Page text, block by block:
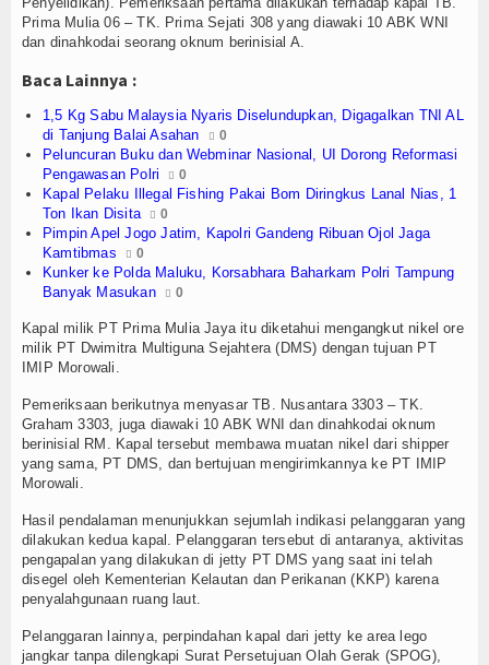
Opini
Politik
Seni & Budaya
Sorot
Tauziah
Tokoh
Wisata
TV
Channel
Prima Mulia 06 – TK. Prima Sejati 308 yang diawaki 10 ABK WNI
dan dinahkodai seorang oknum berinisial A.
Baca Lainnya :
1,5 Kg Sabu Malaysia Nyaris Diselundupkan, Digagalkan TNI AL
di Tanjung Balai Asahan
0
Peluncuran Buku dan Webminar Nasional, UI Dorong Reformasi
Pengawasan Polri
0
Kapal Pelaku Illegal Fishing Pakai Bom Diringkus Lanal Nias, 1
Ton Ikan Disita
0
Pimpin Apel Jogo Jatim, Kapolri Gandeng Ribuan Ojol Jaga
Kamtibmas
0
Kunker ke Polda Maluku, Korsabhara Baharkam Polri Tampung
Banyak Masukan
0
Kapal milik PT Prima Mulia Jaya itu diketahui mengangkut nikel ore
milik PT Dwimitra Multiguna Sejahtera (DMS) dengan tujuan PT
IMIP Morowali.
Pemeriksaan berikutnya menyasar TB. Nusantara 3303 – TK.
Graham 3303, juga diawaki 10 ABK WNI dan dinahkodai oknum
berinisial RM. Kapal tersebut membawa muatan nikel dari shipper
yang sama, PT DMS, dan bertujuan mengirimkannya ke PT IMIP
Morowali.
Hasil pendalaman menunjukkan sejumlah indikasi pelanggaran yang
dilakukan kedua kapal. Pelanggaran tersebut di antaranya, aktivitas
pengapalan yang dilakukan di jetty PT DMS yang saat ini telah
disegel oleh Kementerian Kelautan dan Perikanan (KKP) karena
penyalahgunaan ruang laut.
Pelanggaran lainnya, perpindahan kapal dari jetty ke area lego
jangkar tanpa dilengkapi Surat Persetujuan Olah Gerak (SPOG),